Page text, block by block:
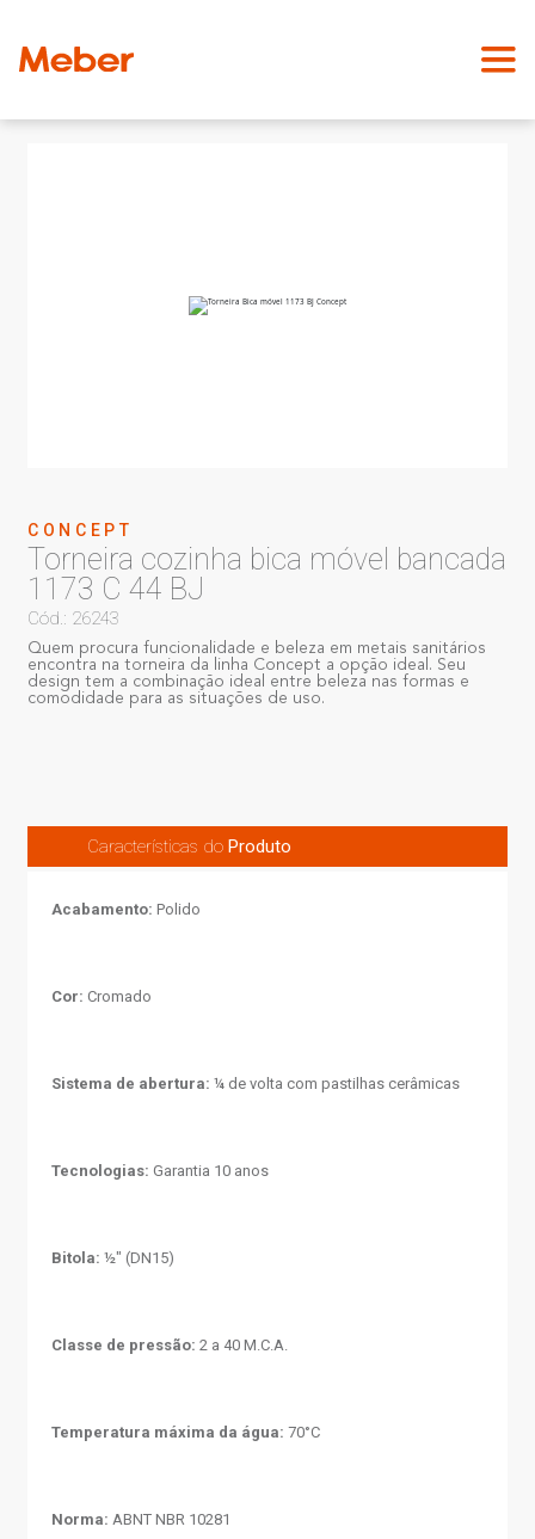
CONCEPT
Torneira cozinha bica móvel bancada
1173 C 44 BJ
Cód.: 26243
Quem procura funcionalidade e beleza em metais sanitários
encontra na torneira da linha Concept a opção ideal. Seu
design tem a combinação ideal entre beleza nas formas e
comodidade para as situações de uso.
Características doProduto
Acabamento: Polido
Cor: Cromado
Sistema de abertura: ¼ de volta com pastilhas cerâmicas
Tecnologias: Garantia 10 anos
Bitola: ½" (DN15)
Classe de pressão: 2 a 40 M.C.A.
Temperatura máxima da água: 70°C
Norma: ABNT NBR 10281